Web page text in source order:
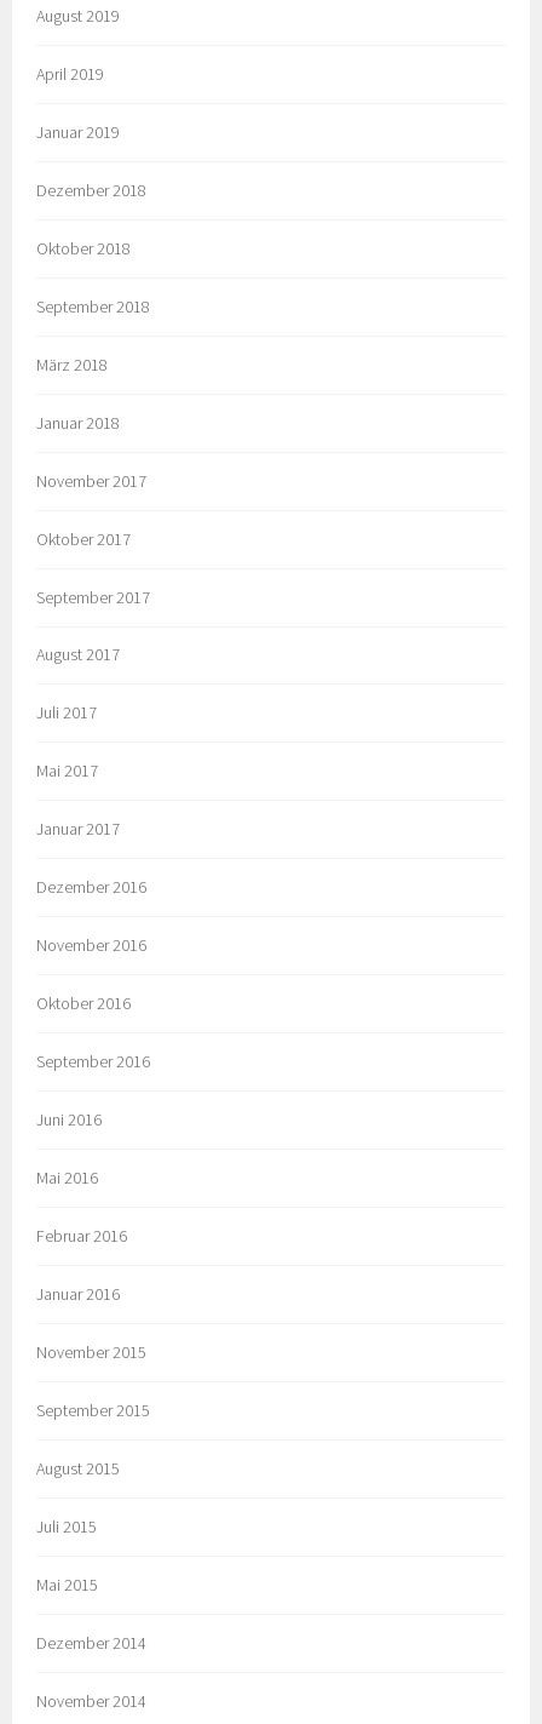
August 2019
April 2019
Januar 2019
Dezember 2018
Oktober 2018
September 2018
März 2018
Januar 2018
November 2017
Oktober 2017
September 2017
August 2017
Juli 2017
Mai 2017
Januar 2017
Dezember 2016
November 2016
Oktober 2016
September 2016
Juni 2016
Mai 2016
Februar 2016
Januar 2016
November 2015
September 2015
August 2015
Juli 2015
Mai 2015
Dezember 2014
November 2014